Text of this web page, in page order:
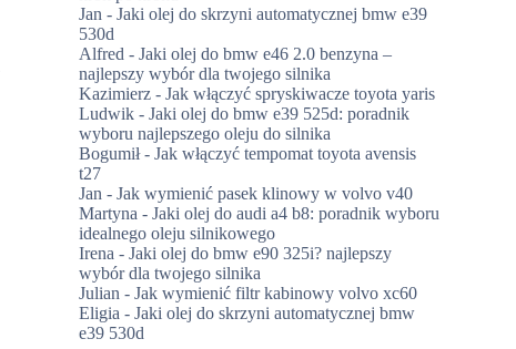
Jan -Jaki olej do skrzyni automatycznej bmw e39
530d
Alfred -Jaki olej do bmw e46 2.0 benzyna –
najlepszy wybór dla twojego silnika
Kazimierz -Jak włączyć spryskiwacze toyota yaris
Ludwik -Jaki olej do bmw e39 525d: poradnik
wyboru najlepszego oleju do silnika
Bogumił-Jak włączyć tempomat toyota avensis
t27
Jan -Jak wymienić pasek klinowy w volvo v40
Martyna -Jaki olej do audi a4 b8: poradnik wyboru
idealnego oleju silnikowego
Irena -Jaki olej do bmw e90 325i? najlepszy
wybór dla twojego silnika
Julian -Jak wymienić filtr kabinowy volvo xc60
Eligia -Jaki olej do skrzyni automatycznej bmw
e39 530d